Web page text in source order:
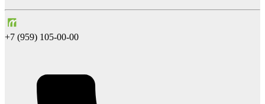
+7 (959) 105-00-00